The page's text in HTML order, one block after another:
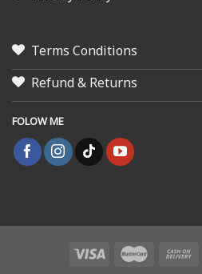
Terms Conditions
Refund & Returns
FOLOW ME